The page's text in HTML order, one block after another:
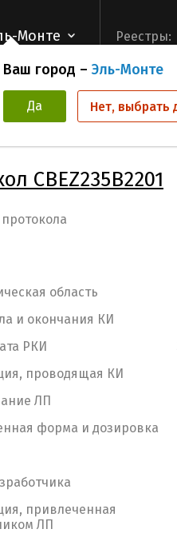
Монте
Ваш город – Эль-Монте
Да Нет, выбрать
Реестры:
Клинических исследований
CBEZ235B2201
область
и окончания КИ
РКИ
проводящая КИ
ЛП
форма и дозировка
привлеченная
ЛП